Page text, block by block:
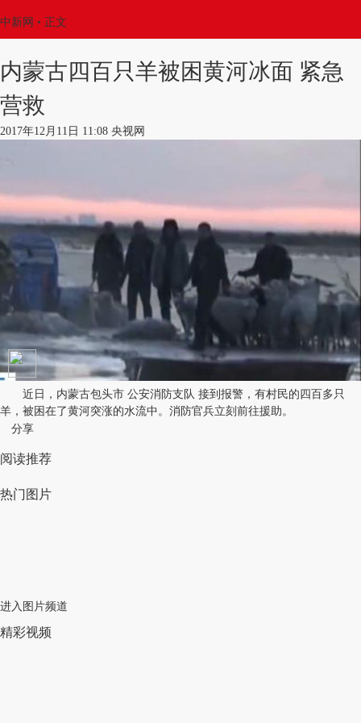
中新网 • 正文
内蒙古四百只羊被困黄河冰面 紧急
营救
2017年12月11日 11:08 央视网
近日，内蒙古包头市 公安消防支队 接到报警，有村民的四百多只
羊，被困在了黄河突涨的水流中。消防官兵立刻前往援助。
分享
阅读推荐
热门图片
进入图片频道
精彩视频